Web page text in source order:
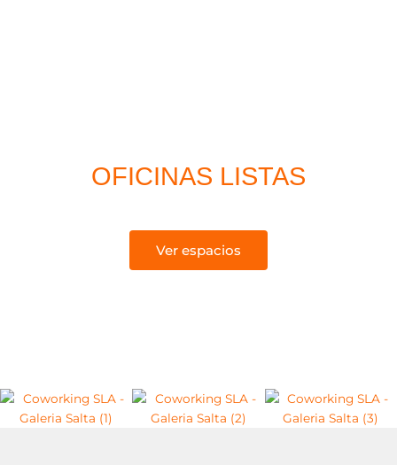
OFICINAS LISTAS
Ver espacios